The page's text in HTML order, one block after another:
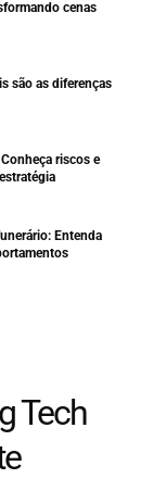
cenas
são as diferenças
riscos e
Entenda
Tech